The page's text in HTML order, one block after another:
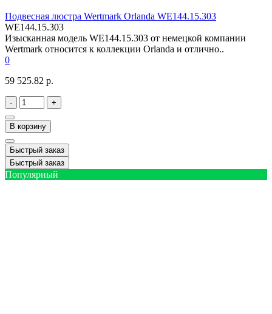
Подвесная люстра Wertmark Orlanda WE144.15.303
WE144.15.303
Изысканная модель WE144.15.303 от немецкой компании
Wertmark относится к коллекции Orlanda и отлично..
0
59 525.82 р.
- +
В корзину
Быстрый заказ
Быстрый заказ
Популярный